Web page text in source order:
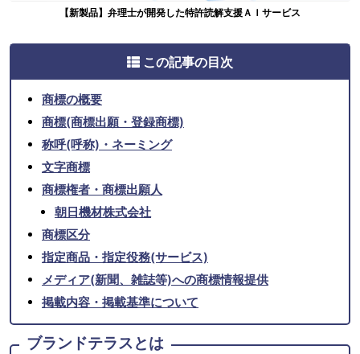
【新製品】弁理士が開発した特許読解支援ＡＩサービス
この記事の目次
商標の概要
商標(商標出願・登録商標)
称呼(呼称)・ネーミング
文字商標
商標権者・商標出願人
朝日機材株式会社
商標区分
指定商品・指定役務(サービス)
メディア(新聞、雑誌等)への商標情報提供
掲載内容・掲載基準について
ブランドテラスとは